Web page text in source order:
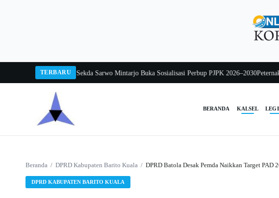
TERBARU
Balang 2026Pj Sekda Sarwo Mintarjo Buka Sosialisasi Perbup PJPK 2026–2030Peternak
BERANDA KALSEL
Beranda / DPRD Kabupaten Barito Kuala / DPRD Batola Desak Pemda Naikkan Target PAD
DPRD KABUPATEN BARITO KUALA